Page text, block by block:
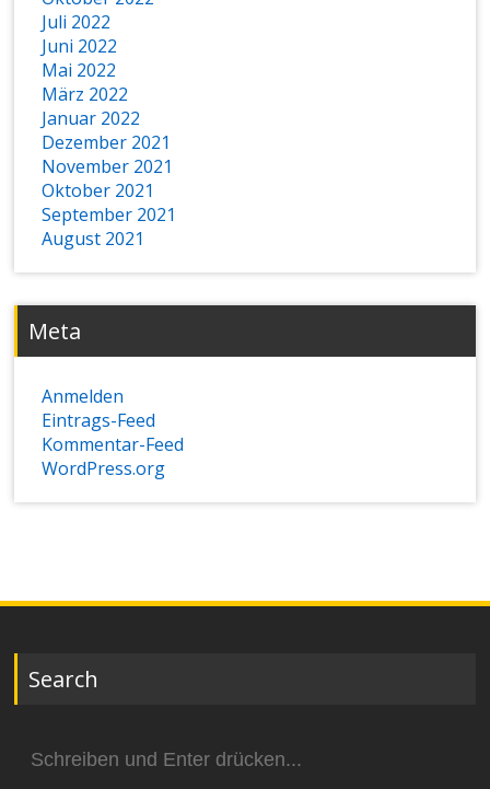
Juli 2022
Juni 2022
Mai 2022
März 2022
Januar 2022
Dezember 2021
November 2021
Oktober 2021
September 2021
August 2021
Meta
Anmelden
Eintrags-Feed
Kommentar-Feed
WordPress.org
Search
nach: